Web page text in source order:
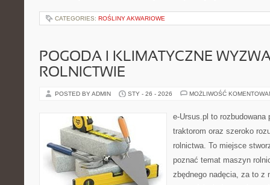
CATEGORIES: ROŚLINY AKWARIOWE
POGODA I KLIMATYCZNE
ROLNICTWIE
POSTED BY ADMIN STY - 26 - 2026 MOŻLIWOŚĆ
e-Ursus.pl to rozbudowana
traktorom oraz szeroko
rolnictwa. To miejsce
poznać temat maszyn
zbędnego nadęcia, za to z